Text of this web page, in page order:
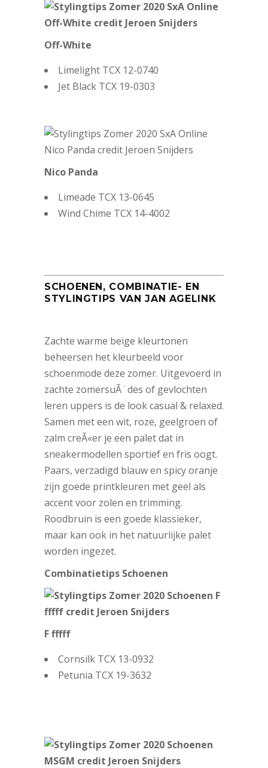
Off-White
Limelight TCX 12-0740
Jet Black TCX 19-0303
Nico Panda
Limeade TCX 13-0645
Wind Chime TCX 14-4002
SCHOENEN, COMBINATIE- EN
STYLINGTIPS VAN JAN AGELINK
Zachte warme beige kleurtonen
beheersen het kleurbeeld voor
schoenmode deze zomer. Uitgevoerd in
zachte zomersuÃ¨des of gevlochten
leren uppers is de look casual & relaxed.
Samen met een wit, roze, geelgroen of
zalm creÃ«er je een palet dat in
sneakermodellen sportief en fris oogt.
Paars, verzadigd blauw en spicy oranje
zijn goede printkleuren met geel als
accent voor zolen en trimming.
Roodbruin is een goede klassieker,
maar kan ook in het natuurlijke palet
worden ingezet.
Combinatietips Schoenen
F fffff
Cornsilk TCX 13-0932
Petunia TCX 19-3632